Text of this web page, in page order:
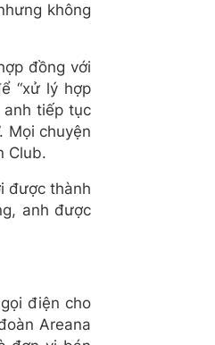
không
đồng với
“xử lý hợp
anh tiếp tục
Mọi chuyện
Club.
được thành
anh được
điện cho
Areana